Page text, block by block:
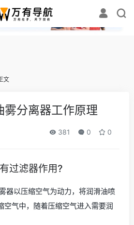
✕
文
雾分离器工作原理
381 0 0
过滤器作用?
器以压缩空气为动力，将润滑油喷
空气中，随着压缩空气进入需要润